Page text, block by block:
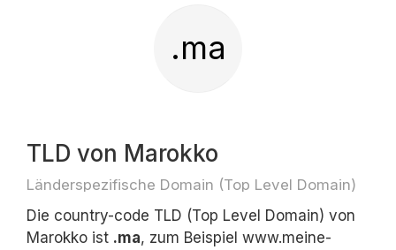
.ma
TLD von Marokko
Länderspezifische Domain (Top Level Domain)
Die country-code TLD (Top Level Domain) von
Marokko ist .ma, zum Beispiel www.meine-